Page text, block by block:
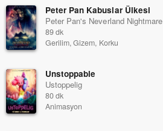
Peter Pan Kabuslar Ülkesi
Peter Pan's Neverland Nightmare
89 dk
Gerilim, Gizem, Korku
Unstoppable
Ustoppelig
80 dk
Animasyon